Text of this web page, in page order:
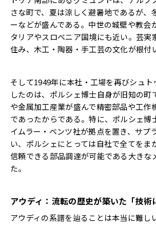
さな町で、夏は涼しく避暑地であるが、
ーなどが盛んである。中世の城壁や教会
タリアやスロベニア国境にも近い。芸実
住み、木工・陶器・手工芸の文化が根付
そして1949年に本社・工場を再びシュ
したのは、ポルシェ博士自身が旧知の町
や金属加工産業が盛んで精密部品や工作
であったからである。特に、ポルシェ博
イムラー・ベンツ社が拠点を置き、サプ
い、ポルシェにとっては自社で全てをま
信頼できる部品調達が可能である大きな
た。
アウディ：流転の歴史が築いた「技術
アウディの系譜を辿ることは本当に難し